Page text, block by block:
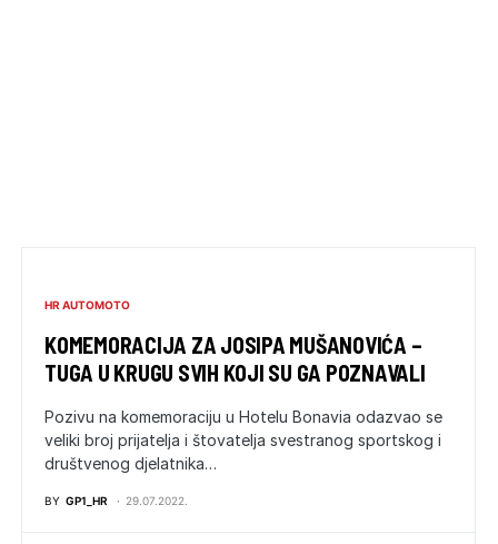
HR AUTOMOTO
KOMEMORACIJA ZA JOSIPA MUŠANOVIĆA –
TUGA U KRUGU SVIH KOJI SU GA POZNAVALI
Pozivu na komemoraciju u Hotelu Bonavia odazvao se
veliki broj prijatelja i štovatelja svestranog sportskog i
društvenog djelatnika…
BY GP1_HR 29.07.2022.